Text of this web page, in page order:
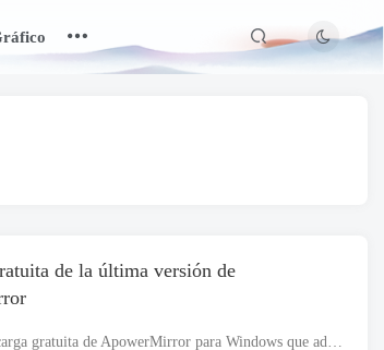
de la última versión de
La última descarga gratuita de ApowerMirror para Windows que admite ambas arquitecturas, es decir. 32 poco y 64 poco. El archivo de instalación es completamente independiente y también es un instalador fuera de línea.. Ap...